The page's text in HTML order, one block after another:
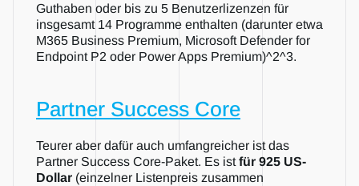
Guthaben oder bis zu 5 Benutzerlizenzen für
insgesamt 14 Programme enthalten (darunter etwa
M365 Business Premium, Microsoft Defender for
Endpoint P2 oder Power Apps Premium)^2^3.
Partner Success Core
Teurer aber dafür auch umfangreicher ist das
Partner Success Core-Paket. Es ist für 925 US-
Dollar (einzelner Listenpreis zusammen